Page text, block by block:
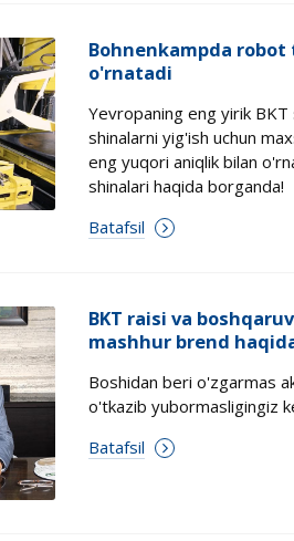
Bohnenkampda
o'rnatadi
Yevropaning eng yirik
shinalarni yig'ish uchun
eng yuqori aniqlik bilan
shinalari haqida borganda!
Batafsil
BKT raisi va
mashhur brend
Boshidan beri o'zgarmas
o'tkazib yubormasligingiz
Batafsil